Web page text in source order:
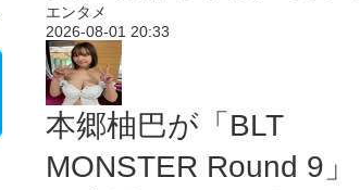
エンタメ
2026-08-01 20:33
本郷柚巴が「BLT
MONSTER Round 9」